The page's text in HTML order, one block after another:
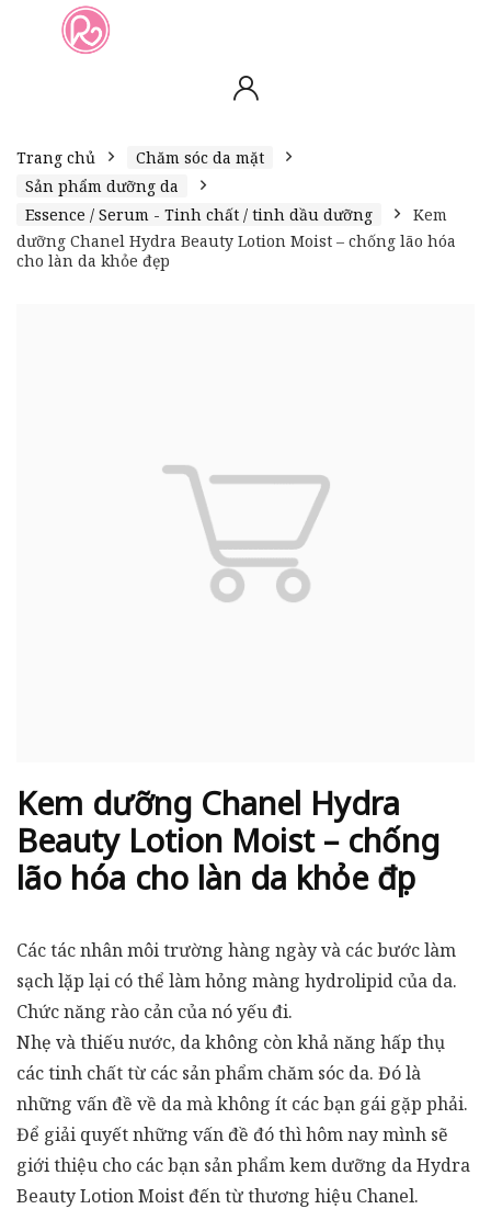
Trang chủ
Chăm sóc da mặt
Sản phẩm dưỡng da
Essence / Serum - Tinh chất / tinh dầu dưỡng
Kem
dưỡng Chanel Hydra Beauty Lotion Moist – chống lão hóa
cho làn da khỏe đẹp
Kem dưỡng Chanel Hydra
Beauty Lotion Moist – chống
lão hóa cho làn da khỏe đẹp
Các tác nhân môi trường hàng ngày và các bước làm
sạch lặp lại có thể làm hỏng màng hydrolipid của da.
Chức năng rào cản của nó yếu đi.
Nhẹ và thiếu nước, da không còn khả năng hấp thụ
các tinh chất từ các sản phẩm chăm sóc da. Đó là
những vấn đề về da mà không ít các bạn gái gặp phải.
Để giải quyết những vấn đề đó thì hôm nay mình sẽ
giới thiệu cho các bạn sản phẩm kem dưỡng da Hydra
Beauty Lotion Moist đến từ thương hiệu Chanel.